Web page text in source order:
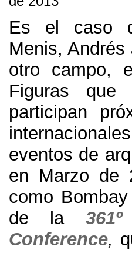
Es el caso
Menis, Andrés
otro campo,
Figuras que
participan
internacionales
eventos de
en Marzo de
como
de la
361
Conference,